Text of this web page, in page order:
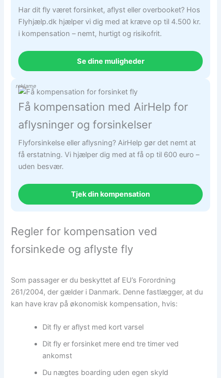
Har dit fly været forsinket, aflyst eller overbooket? Hos
Flyhjælp.dk hjælper vi dig med at kræve op til 4.500 kr.
i kompensation – nemt, hurtigt og risikofrit.
Se dine muligheder
reklame
Få kompensation med AirHelp for
aflysninger og forsinkelser
Flyforsinkelse eller aflysning? AirHelp gør det nemt at
få erstatning. Vi hjælper dig med at få op til 600 euro –
uden besvær.
Tjek din kompensation
Regler for kompensation ved
forsinkede og aflyste fly
Som passager er du beskyttet af EU’s Forordning
261/2004, der gælder i Danmark. Denne fastlægger, at du
kan have krav på økonomisk kompensation, hvis:
Dit fly er aflyst med kort varsel
Dit fly er forsinket mere end tre timer ved
ankomst
Du nægtes boarding uden egen skyld